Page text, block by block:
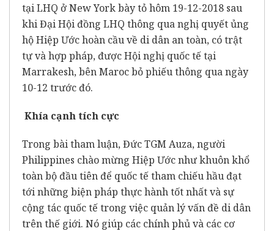
tại LHQ ở New York bày tỏ hôm 19-12-2018 sau
khi Đại Hội đồng LHQ thông qua nghị quyết ủng
hộ Hiệp Ước hoàn cầu về di dân an toàn, có trật
tự và hợp pháp, được Hội nghị quốc tế tại
Marrakesh, bên Maroc bỏ phiếu thông qua ngày
10-12 trước đó.
Khía cạnh tích cực
Trong bài tham luận, Đức TGM Auza, người
Philippines chào mừng Hiệp Ước như khuôn khổ
toàn bộ đầu tiên để quốc tế tham chiếu hầu đạt
tới những biện pháp thực hành tốt nhất và sự
cộng tác quốc tế trong việc quản lý vấn đề di dân
trên thế giới. Nó giúp các chính phủ và các cơ